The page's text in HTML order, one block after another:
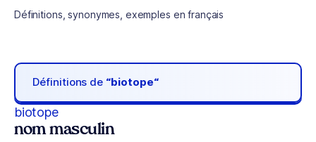
Définitions, synonymes, exemples en français
Définitions de “biotope“
biotope
nom masculin